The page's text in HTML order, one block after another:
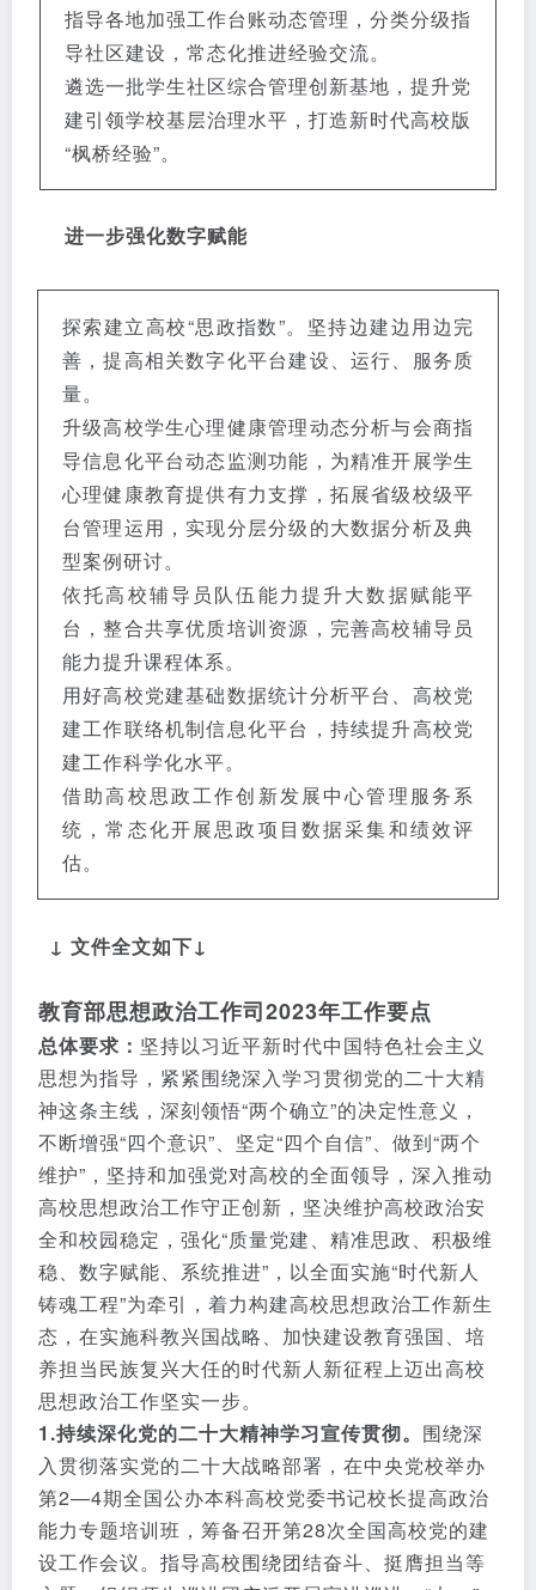
指导各地加强工作台账动态管理，分类分级指
导社区建设，常态化推进经验交流。
遴选一批学生社区综合管理创新基地，提升党
建引领学校基层治理水平，打造新时代高校版
“枫桥经验”。
进一步强化数字赋能
探索建立高校“思政指数”。坚持边建边用边完
善，提高相关数字化平台建设、运行、服务质
量。
升级高校学生心理健康管理动态分析与会商指
导信息化平台动态监测功能，为精准开展学生
心理健康教育提供有力支撑，拓展省级校级平
台管理运用，实现分层分级的大数据分析及典
型案例研讨。
依托高校辅导员队伍能力提升大数据赋能平
台，整合共享优质培训资源，完善高校辅导员
能力提升课程体系。
用好高校党建基础数据统计分析平台、高校党
建工作联络机制信息化平台，持续提升高校党
建工作科学化水平。
借助高校思政工作创新发展中心管理服务系
统，常态化开展思政项目数据采集和绩效评
估。
↓ 文件全文如下↓
教育部思想政治工作司2023年工作要点
总体要求： 坚持以习近平新时代中国特色社会主义
思想为指导，紧紧围绕深入学习贯彻党的二十大精
神这条主线，深刻领悟“两个确立”的决定性意义，
不断增强“四个意识”、坚定“四个自信”、做到“两个
维护”，坚持和加强党对高校的全面领导，深入推动
高校思想政治工作守正创新，坚决维护高校政治安
全和校园稳定，强化“质量党建、精准思政、积极维
稳、数字赋能、系统推进”，以全面实施“时代新人
铸魂工程”为牵引，着力构建高校思想政治工作新生
态，在实施科教兴国战略、加快建设教育强国、培
养担当民族复兴大任的时代新人新征程上迈出高校
思想政治工作坚实一步。
1.持续深化党的二十大精神学习宣传贯彻。 围绕深
入贯彻落实党的二十大战略部署，在中央党校举办
第2—4期全国公办本科高校党委书记校长提高政治
能力专题培训班，筹备召开第28次全国高校党的建
设工作会议。指导高校围绕团结奋斗、挺膺担当等